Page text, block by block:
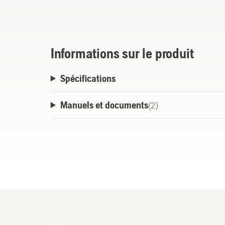
de pannes de moteur provoquées par du
soumise à des tests approfondis en
Informations sur le produit
Spécifications
Manuels et documents(2)